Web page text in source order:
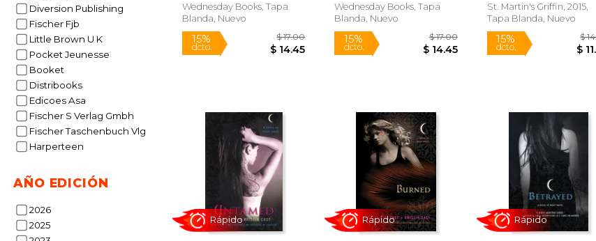
Diversion Publishing
Fischer Fjb
Little Brown U K
Pocket Jeunesse
Booket
Distribooks
Edicoes Asa
Fischer S Verlag Gmbh
Fischer Taschenbuch Vlg
Harperteen
AÑO EDICIÓN
2026
2025
Wednesday Books, Tapa
Blanda, Nuevo
15%
dcto.
Wednesday Books, Tapa
Blanda, Nuevo
15%
dcto.
St. Martin's Griffin, 2015,
Tapa Blanda, Nuevo
15%
dcto.